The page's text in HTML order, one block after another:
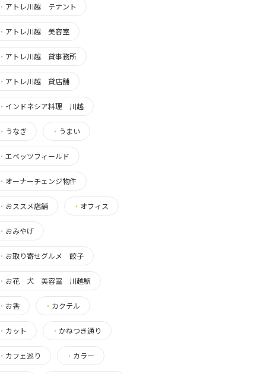
・ アトレ川越 テナント
・ アトレ川越 美容室
・ アトレ川越 貸事務所
・ アトレ川越 貸店舗
・ インドネシア料理 川越
・ うなぎ ・ うまい
・ エベッツフィールド
・ オーナーチェンジ物件
・ おススメ店舗 ・ オフィス
・ おみやげ
・ お取り寄せグルメ 餃子
・ お花 犬 美容室 川越駅
・ お香 ・ カクテル
・ カット ・ かねつき通り
・ カフェ巡り ・ カラー